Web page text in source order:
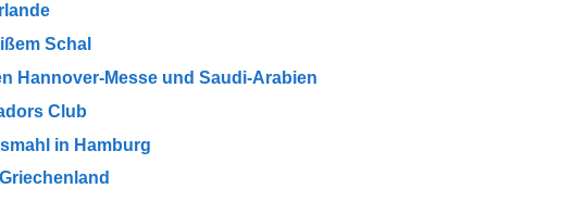
Schal
Hannover-Messe und Saudi-Arabien
Club
in Hamburg